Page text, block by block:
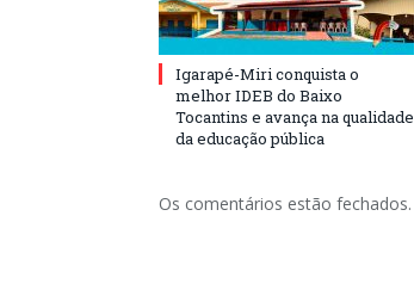
Igarapé-Miri conquista o
melhor IDEB do Baixo
Tocantins e avança na qualidade
da educação pública
Os comentários estão fechados.